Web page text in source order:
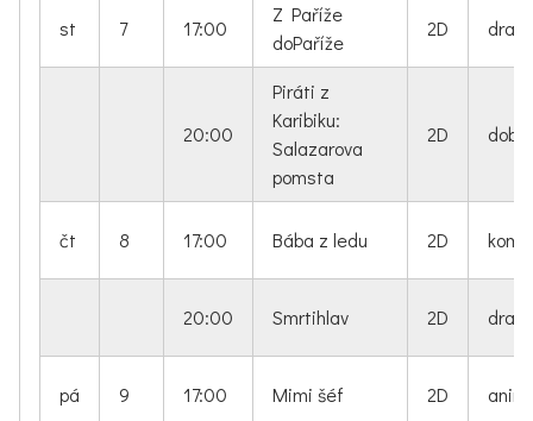
st 7 17:00
Z Paříže
doPaříže
2D
20:00
Piráti z
Karibiku:
Salazarova
pomsta
2D
čt 8 17:00 Bába z ledu 2D
20:00 Smrtihlav 2D
pá 9 17:00 Mimi šéf 2D